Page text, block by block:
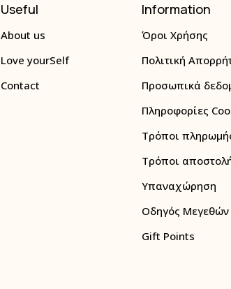
Useful
About us
Love yourSelf
Contact
Information
Όροι Χρήσης
Πολιτική
Προσωπικά
Πληροφορίες
Τρόποι
Τρόποι
Υπαναχώρηση
Οδηγός Μεγεθών
Gift Points